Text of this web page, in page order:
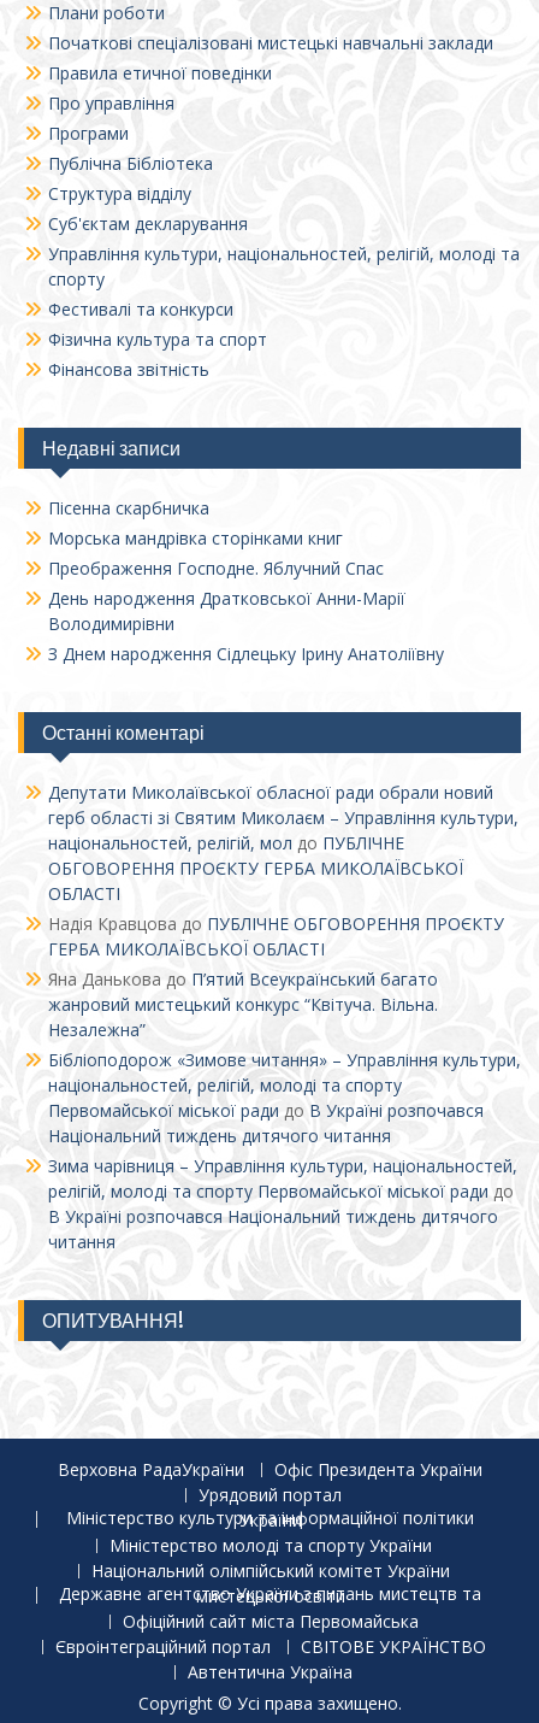
Плани роботи
Початкові спеціалізовані мистецькі навчальні заклади
Правила етичної поведінки
Про управління
Програми
Публічна Бібліотека
Структура відділу
Суб'єктам декларування
Управління культури, національностей, релігій, молоді та
спорту
Фестивалі та конкурси
Фізична культура та спорт
Фінансова звітність
Недавні записи
Пісенна скарбничка
Морська мандрівка сторінками книг
Преображення Господне. Яблучний Спас
День народження Дратковської Анни-Марії
Володимирівни
З Днем народження Сідлецьку Ірину Анатоліївну
Останні коментарі
Депутати Миколаївської обласної ради обрали новий
герб області зі Святим Миколаєм – Управління культури,
національностей, релігій, мол до ПУБЛІЧНЕ
ОБГОВОРЕННЯ ПРОЄКТУ ГЕРБА МИКОЛАЇВСЬКОЇ
ОБЛАСТІ
Надія Кравцова до ПУБЛІЧНЕ ОБГОВОРЕННЯ ПРОЄКТУ
ГЕРБА МИКОЛАЇВСЬКОЇ ОБЛАСТІ
Яна Данькова до П’ятий Всеукраїнський багато
жанровий мистецький конкурс “Квітуча. Вільна.
Незалежна”
Бібліоподорож «Зимове читання» – Управління культури,
національностей, релігій, молоді та спорту
Первомайської міської ради до В Україні розпочався
Національний тиждень дитячого читання
Зима чарівниця – Управління культури, національностей,
релігій, молоді та спорту Первомайської міської ради до
В Україні розпочався Національний тиждень дитячого
читання
ОПИТУВАННЯ!
Верховна РадаУкраїни
Офіс Президента України
Урядовий портал
Міністерство культури та інформаційної політики України
Міністерство молоді та спорту України
Національний олімпійський комітет України
Державне агентство України з питань мистецтв та мистецької освіти
Офіційний сайт міста Первомайська
Євроінтеграційний портал
СВІТОВЕ УКРАЇНСТВО
Автентична Україна
Copyright © Усі права захищено.